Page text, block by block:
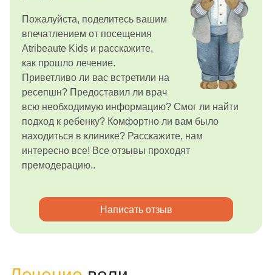
Пожалуйста, поделитесь вашим
впечатлением от посещения
Atribeaute Kids и расскажите,
как прошло лечение.
Приветливо ли вас встретили на
ресепшн? Предоставил ли врач
всю необходимую информацию? Смог ли найти
подход к ребенку? Комфортно ли вам было
находиться в клинике? Расскажите, нам
интересно все! Все отзывы проходят
премодерацию..
Написать отзыв